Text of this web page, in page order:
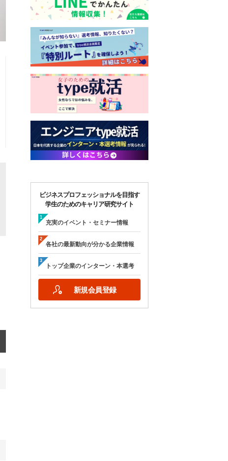
ビジネスプロフェッショナルを目指す
学生のためのキャリア研究サイト
充実のイベント・セミナー情報
各社の最新動向が分かる企業情報
トップ企業のインターン・本選考
新規会員登録